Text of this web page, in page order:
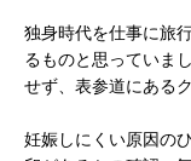
独身時代を仕事に旅
るものと思っていま
せず、表参道にある
妊娠しにくい原因の